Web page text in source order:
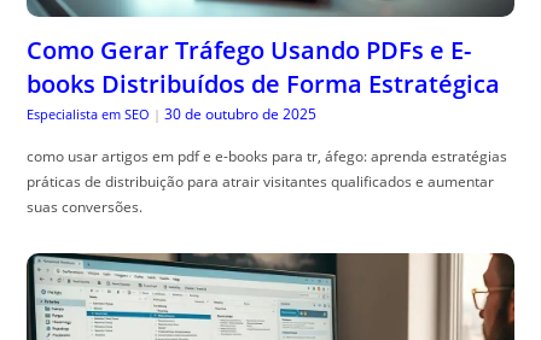
Como Gerar Tráfego Usando PDFs e E-
books Distribuídos de Forma Estratégica
Especialista em SEO | 30 de outubro de 2025
como usar artigos em pdf e e-books para tr, áfego: aprenda estratégias
práticas de distribuição para atrair visitantes qualificados e aumentar
suas conversões.